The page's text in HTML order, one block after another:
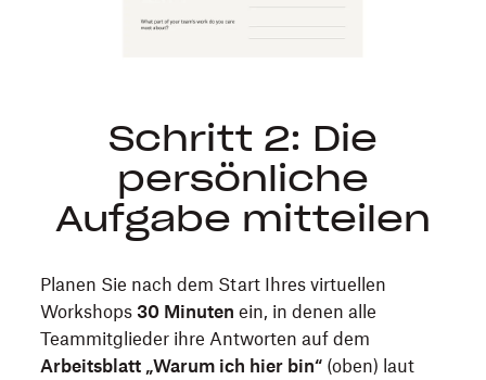
Schritt 2: Die
persönliche
Aufgabe mitteilen
Planen Sie nach dem Start Ihres virtuellen
Workshops 30 Minuten ein, in denen alle
Teammitglieder ihre Antworten auf dem
Arbeitsblatt „Warum ich hier bin“ (oben) laut